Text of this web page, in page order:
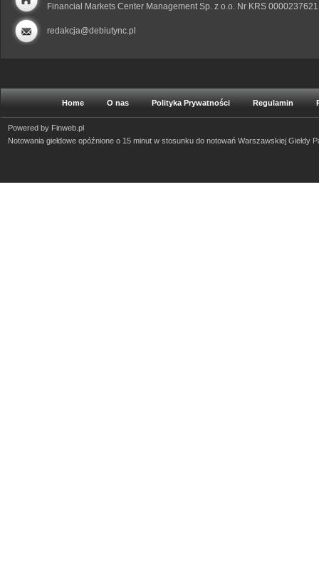
Financial Markets Center Management Sp. z o.o. Nr KRS 0000237621
redakcja@debiutync.pl
Home O nas Polityka Prywatności Regulamin
Powered by Finweb.pl
Notowania giełdowe opóźnione o 15 minut w stosunku do notowań Warszawskiej Giełdy